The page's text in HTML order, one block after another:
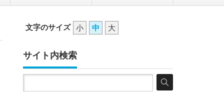
文字のサイズ 小 中 大
サイト内検索